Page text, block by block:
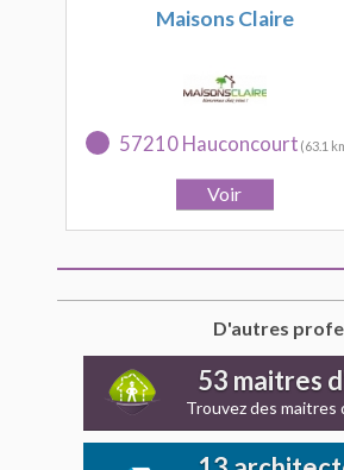
Maisons Claire
57210 Hauconcourt (63.1
D'autres
53 maitres
Trouvez des maitres